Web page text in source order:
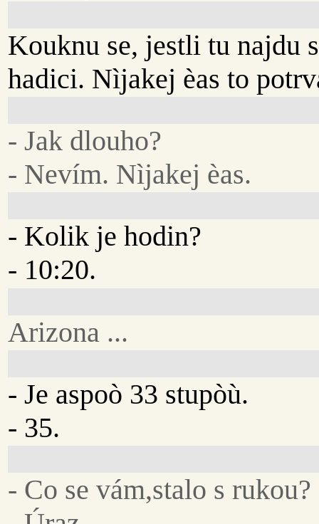
Kouknu se, jestli tu najdu
hadici. Nìjakej èas to
- Jak dlouho?
- Nevím. Nìjakej èas.
- Kolik je hodin?
- 10:20.
Arizona ...
- Je aspoò 33 stupòù.
- 35.
- Co se vám,stalo s rukou?